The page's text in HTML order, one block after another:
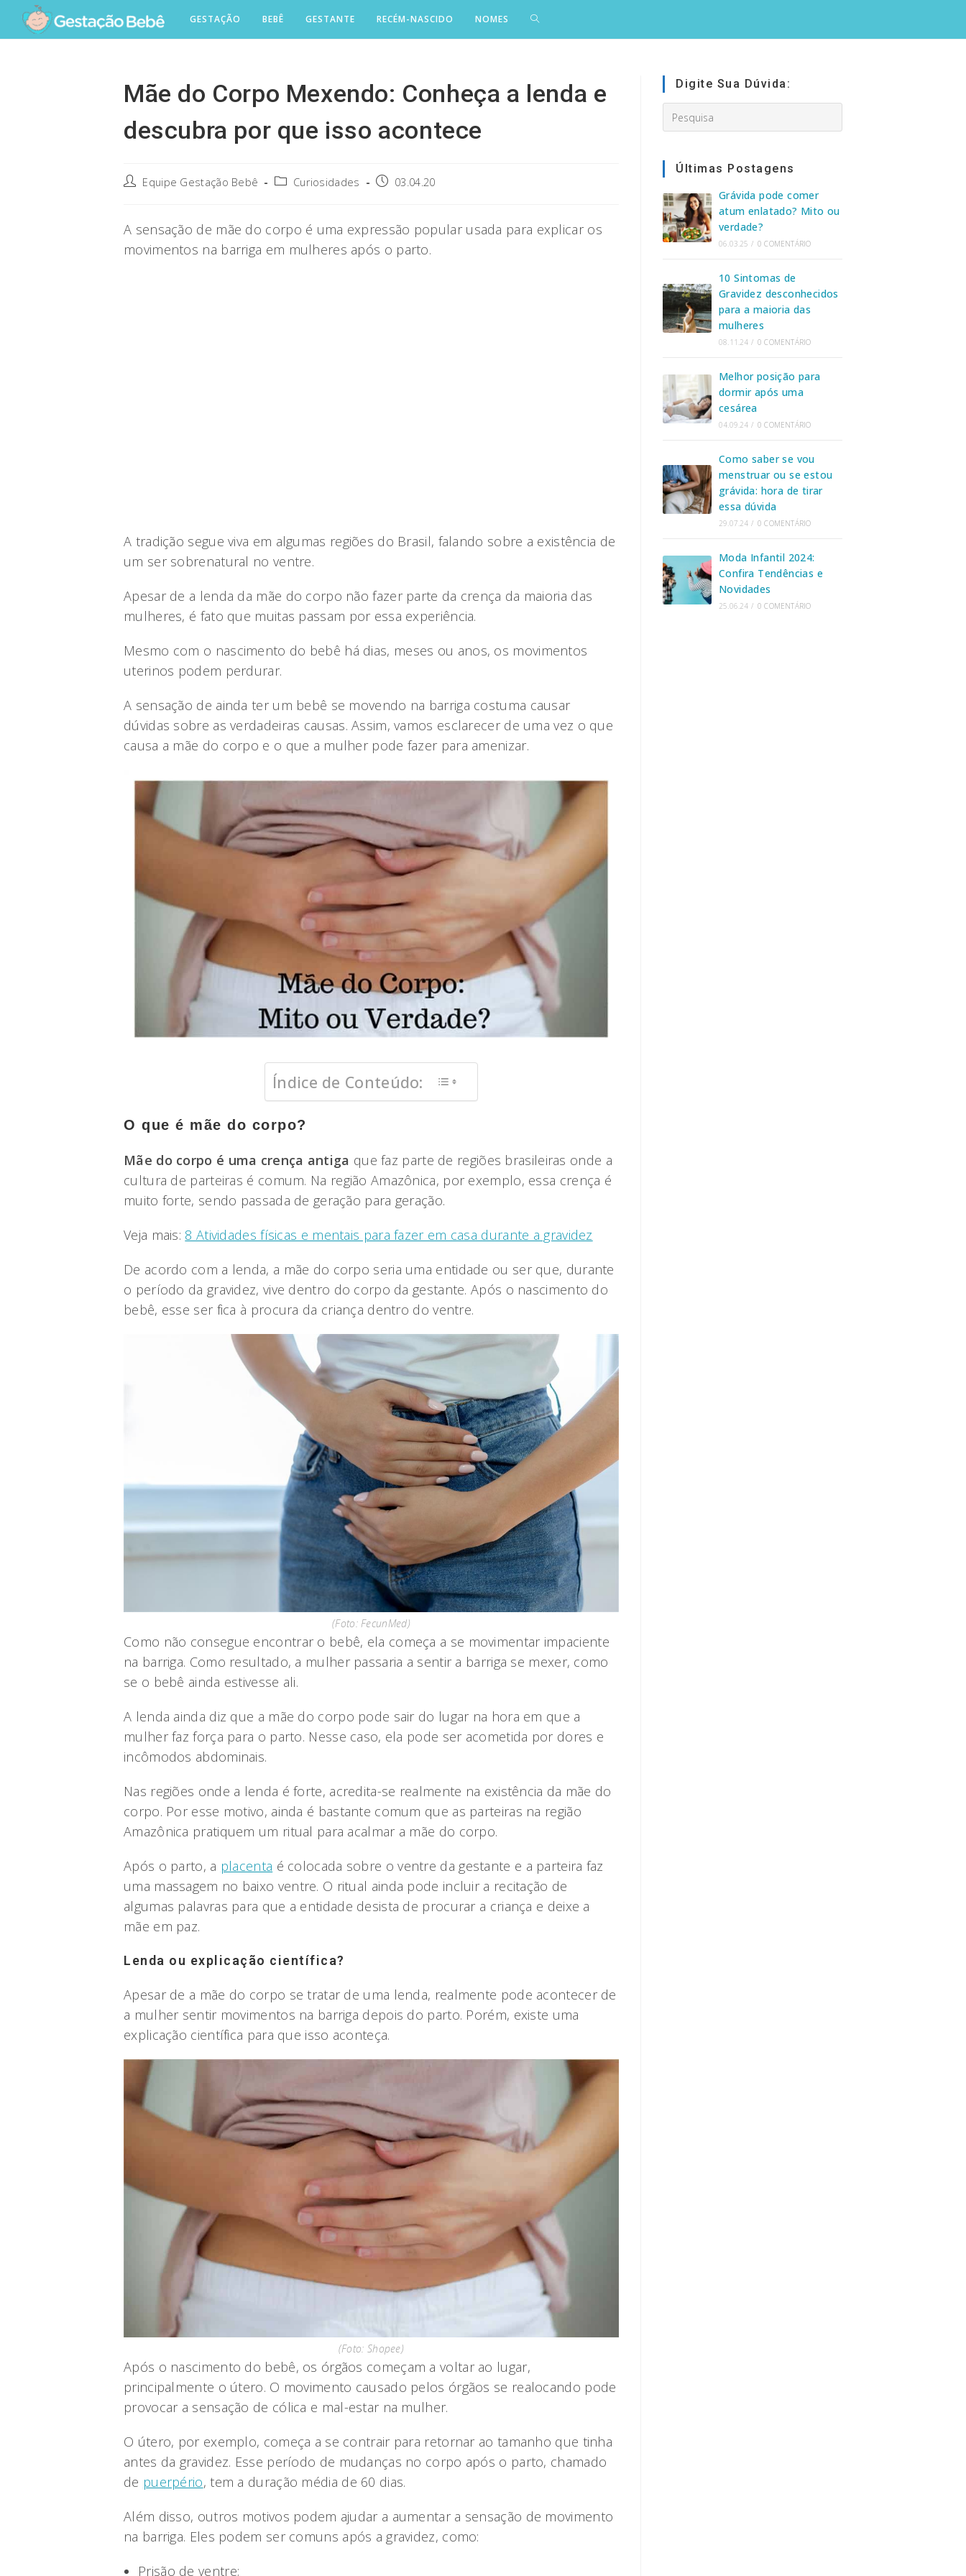
content
GESTAÇÃO BEBÊ GESTANTE RECÉM-NASCIDO NOMES
Mãe do Corpo Mexendo: Conheça a lenda e
descubra por que isso acontece
PostEquipe Gestação Bebê
PostCuriosidades
Post03.04.20
A sensação de mãe do corpo é uma expressão popular usada para explicar os
movimentos na barriga em mulheres após o parto.
A tradição segue viva em algumas regiões do Brasil, falando sobre a existência de
um ser sobrenatural no ventre.
Apesar de a lenda da mãe do corpo não fazer parte da crença da maioria das
mulheres, é fato que muitas passam por essa experiência.
Mesmo com o nascimento do bebê há dias, meses ou anos, os movimentos
uterinos podem perdurar.
A sensação de ainda ter um bebê se movendo na barriga costuma causar
dúvidas sobre as verdadeiras causas. Assim, vamos esclarecer de uma vez o que
causa a mãe do corpo e o que a mulher pode fazer para amenizar.
Índice de Conteúdo:
O que é mãe do corpo?
Mãe do corpo é uma crença antiga que faz parte de regiões brasileiras onde a
cultura de parteiras é comum. Na região Amazônica, por exemplo, essa crença é
muito forte, sendo passada de geração para geração.
Veja mais: 8 Atividades físicas e mentais para fazer em casa durante a gravidez
De acordo com a lenda, a mãe do corpo seria uma entidade ou ser que, durante
o período da gravidez, vive dentro do corpo da gestante. Após o nascimento do
bebê, esse ser fica à procura da criança dentro do ventre.
(Foto: FecunMed)
Como não consegue encontrar o bebê, ela começa a se movimentar impaciente
na barriga. Como resultado, a mulher passaria a sentir a barriga se mexer, como
se o bebê ainda estivesse ali.
A lenda ainda diz que a mãe do corpo pode sair do lugar na hora em que a
mulher faz força para o parto. Nesse caso, ela pode ser acometida por dores e
incômodos abdominais.
Nas regiões onde a lenda é forte, acredita-se realmente na existência da mãe do
corpo. Por esse motivo, ainda é bastante comum que as parteiras na região
Amazônica pratiquem um ritual para acalmar a mãe do corpo.
Após o parto, a placenta é colocada sobre o ventre da gestante e a parteira faz
uma massagem no baixo ventre. O ritual ainda pode incluir a recitação de
algumas palavras para que a entidade desista de procurar a criança e deixe a
mãe em paz.
Lenda ou explicação científica?
Apesar de a mãe do corpo se tratar de uma lenda, realmente pode acontecer de
a mulher sentir movimentos na barriga depois do parto. Porém, existe uma
explicação científica para que isso aconteça.
(Foto: Shopee)
Após o nascimento do bebê, os órgãos começam a voltar ao lugar,
principalmente o útero. O movimento causado pelos órgãos se realocando pode
provocar a sensação de cólica e mal-estar na mulher.
O útero, por exemplo, começa a se contrair para retornar ao tamanho que tinha
antes da gravidez. Esse período de mudanças no corpo após o parto, chamado
de puerpério, tem a duração média de 60 dias.
Além disso, outros motivos podem ajudar a aumentar a sensação de movimento
na barriga. Eles podem ser comuns após a gravidez, como:
Prisão de ventre;
Digite Sua Dúvida:
this
Últimas Postagens
Grávida pode comer
atum enlatado? Mito ou
verdade?
06.03.25 / 0 COMENTÁRIO
10 Sintomas de
Gravidez desconhecidos
para a maioria das
mulheres
08.11.24 / 0 COMENTÁRIO
Melhor posição para
dormir após uma
cesárea
04.09.24 / 0 COMENTÁRIO
Como saber se vou
menstruar ou se estou
grávida: hora de tirar
essa dúvida
29.07.24 / 0 COMENTÁRIO
Moda Infantil 2024:
Confira Tendências e
Novidades
25.06.24 / 0 COMENTÁRIO